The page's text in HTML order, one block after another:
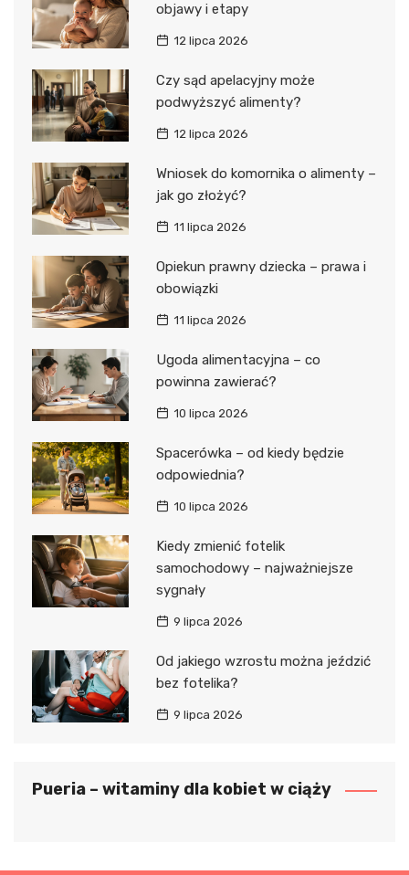
objawy i etapy
12 lipca 2026
Czy sąd apelacyjny może
podwyższyć alimenty?
12 lipca 2026
Wniosek do komornika o alimenty –
jak go złożyć?
11 lipca 2026
Opiekun prawny dziecka – prawa i
obowiązki
11 lipca 2026
Ugoda alimentacyjna – co
powinna zawierać?
10 lipca 2026
Spacerówka – od kiedy będzie
odpowiednia?
10 lipca 2026
Kiedy zmienić fotelik
samochodowy – najważniejsze
sygnały
9 lipca 2026
Od jakiego wzrostu można jeździć
bez fotelika?
9 lipca 2026
Pueria – witaminy dla kobiet w ciąży